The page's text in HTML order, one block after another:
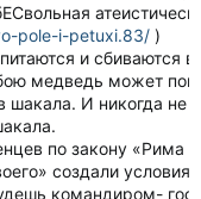
pole-i-petuxi.83/ )
и сбиваются в
медведь может
шакала. И никогда
по закону «Рима
создали условия,
командиром-